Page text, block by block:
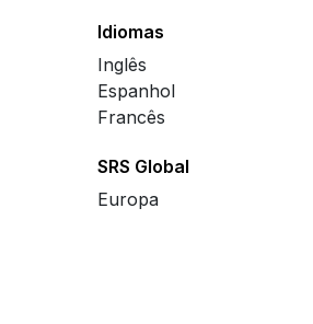
Idiomas
Inglês
Espanhol
Francês
SRS Global
Europa